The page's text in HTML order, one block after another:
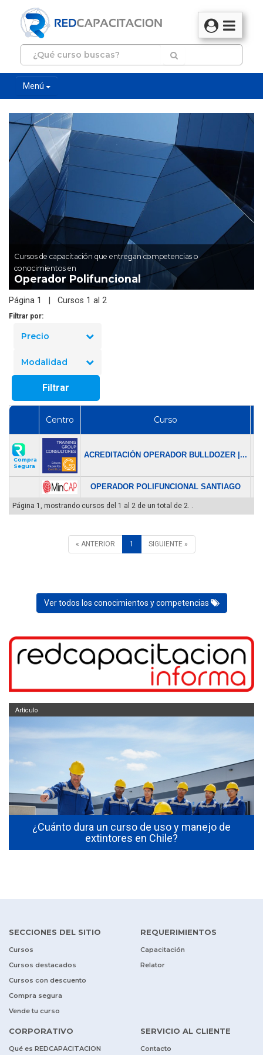
Menú
Cursos de capacitación que entregan competencias o
conocimientos en
Operador Polifuncional
Página 1 | Cursos 1 al 2
Filtrar por:
Precio
Modalidad
Filtrar
Centro Curso
Compra
Segura
ACREDITACIÓN OPERADOR BULLDOZER |...
OPERADOR POLIFUNCIONAL SANTIAGO
Página 1, mostrando cursos del 1 al 2 de un total de 2. .
« ANTERIOR 1 SIGUIENTE »
Ver todos los conocimientos y competencias
¿Cuánto dura un curso de uso y manejo de
extintores en Chile?
Artículo
SECCIONES DEL SITIO
Cursos
Cursos destacados
Cursos con descuento
Compra segura
Vende tu curso
REQUERIMIENTOS
Capacitación
Relator
CORPORATIVO
Qué es REDCAPACITACION
SERVICIO AL CLIENTE
Contacto